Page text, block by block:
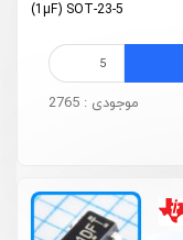
(1µF) SOT-23-5
موجودی : 2765